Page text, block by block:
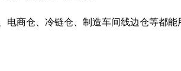
商仓、冷链仓、制造车间线边仓等都能